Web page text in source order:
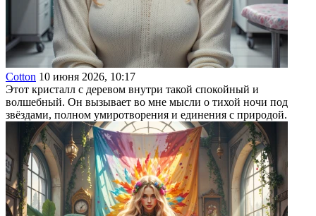
Cotton 10 июня 2026, 10:17
Этот кристалл с деревом внутри такой спокойный и
волшебный. Он вызывает во мне мысли о тихой ночи под
звёздами, полном умиротворения и единения с природой.